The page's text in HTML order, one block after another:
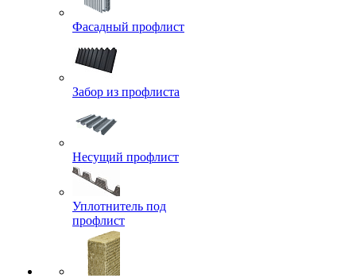
Фасадный профлист
Забор из профлиста
Несущий профлист
Уплотнитель под
профлист